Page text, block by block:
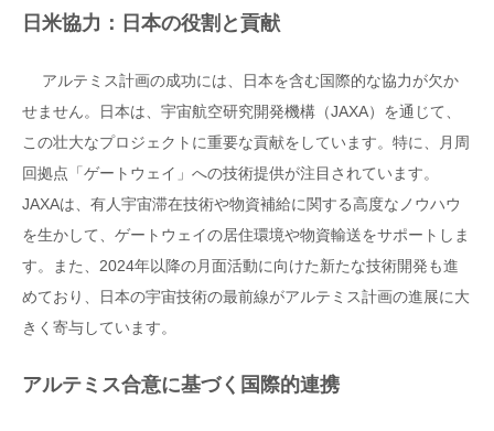
日米協力：日本の役割と貢献
アルテミス計画の成功には、日本を含む国際的な協力が欠か
せません。日本は、宇宙航空研究開発機構（JAXA）を通じて、
この壮大なプロジェクトに重要な貢献をしています。特に、月周
回拠点「ゲートウェイ」への技術提供が注目されています。
JAXAは、有人宇宙滞在技術や物資補給に関する高度なノウハウ
を生かして、ゲートウェイの居住環境や物資輸送をサポートしま
す。また、2024年以降の月面活動に向けた新たな技術開発も進
めており、日本の宇宙技術の最前線がアルテミス計画の進展に大
きく寄与しています。
アルテミス合意に基づく国際的連携